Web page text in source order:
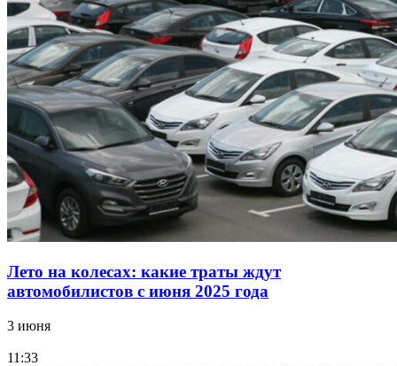
Лето на колесах: какие траты ждут
автомобилистов с июня 2025 года
3 июня
11:33